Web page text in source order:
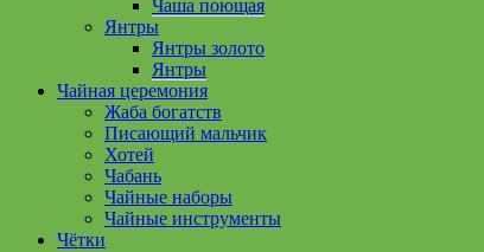
Чаша поющая
Янтры
Янтры золото
Янтры
Чайная церемония
Жаба богатств
Писающий мальчик
Хотей
Чабань
Чайные наборы
Чайные инструменты
Чётки